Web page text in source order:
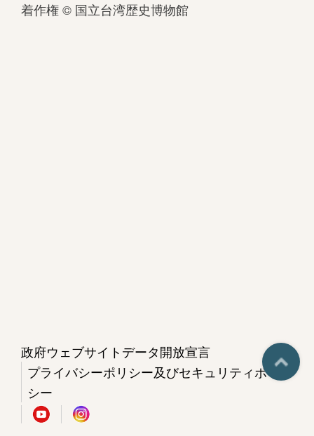
着作権 © 国立台湾歴史博物館
政府ウェブサイトデータ開放宣言
プライバシーポリシー及びセキュリティポリ
シー